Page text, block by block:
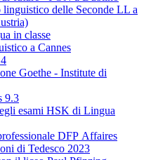
linguistico delle Seconde LL a
in classe
a Cannes
Goethe - Institute di
9.3
esami HSK di Lingua
DFP Affaires
di Tedesco 2023